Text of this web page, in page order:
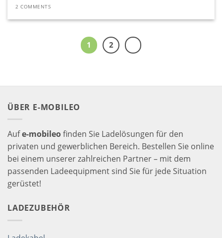
2 COMMENTS
1 2
ÜBER E-MOBILEO
Aufe-mobileofinden Sie Ladelösungen für den
privaten und gewerblichen Bereich. Bestellen Sie online
bei einem unserer zahlreichen Partner – mit dem
passenden Ladeequipment sind Sie für jede Situation
gerüstet!
LADEZUBEHÖR